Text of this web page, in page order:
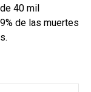
40 mil
de las muertes